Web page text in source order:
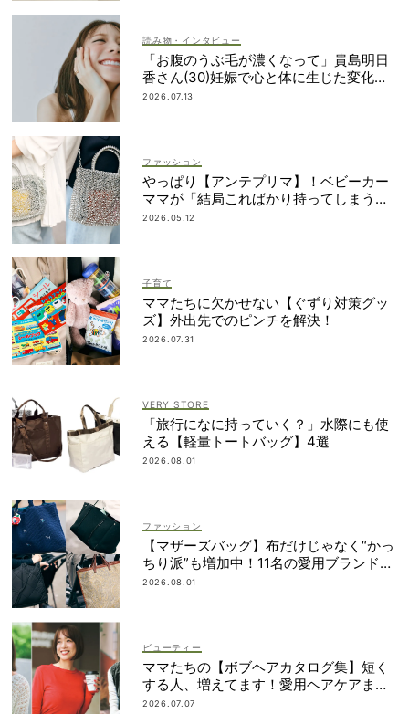
読み物・インタビュー
「お腹のうぶ毛が濃くなって」貴島明日
香さん(30)妊娠で心と体に生じた変化も
「愛しいです」
2026.07.13
ファッション
やっぱり【アンテプリマ】！ベビーカー
ママが「結局こればかり持ってしまう」
納得の理由
2026.05.12
子育て
ママたちに欠かせない【ぐずり対策グッ
ズ】外出先でのピンチを解決！
2026.07.31
VERY STORE
「旅行になに持っていく？」水際にも使
える【軽量トートバッグ】4選
2026.08.01
ファッション
【マザーズバッグ】布だけじゃなく“かっ
ちり派”も増加中！11名の愛用ブランド
は？
2026.08.01
ビューティー
ママたちの【ボブヘアカタログ集】短く
する人、増えてます！愛用ヘアケアまで
全部見せ
2026.07.07